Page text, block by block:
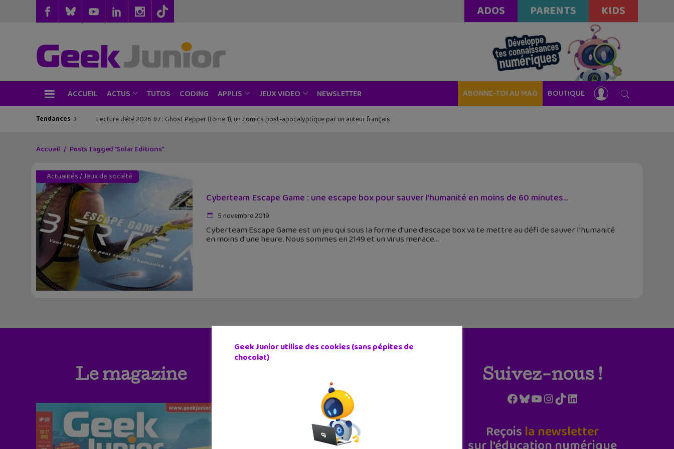
ADOS PARENTS KIDS
ACCUEIL ACTUS TUTOS CODING APPLIS JEUX VIDEO NEWSLETTER ABONNE-TOI AU MAG BOUTIQUE
Tendances Lecture d’été 2026 #7 : Ghost Pepper (tome 1), un comics post-apocalyptique par un auteur français
Les sorties geek de l’été à Paris : One Piece au musée Grévin, Zoo Art Show, Passion Japon…
Accueil Posts Tagged "Solar Editions"
Actualités/Jeux de société
Cyberteam Escape Game : une escape box pour sauver l’humanité en moins de 60 minutes...
5 novembre 2019
Cyberteam Escape Game est un jeu qui sous la forme d'une d'escape box va te mettre au défi de sauver l'humanité
en moins d'une heure. Nous sommes en 2149 et un virus menace
Le magazine Suivez-nous !
Facebook
Bluesky
YouTube
Instagram
TikTokLinkedIn
Reçois la newsletter
Geek Junior utilise des cookies (sans pépites de
chocolat)